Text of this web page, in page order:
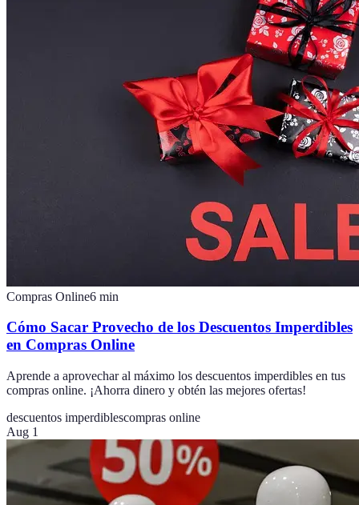
Compras Online6 min
Cómo Sacar Provecho de los Descuentos Imperdibles
en Compras Online
Aprende a aprovechar al máximo los descuentos imperdibles en tus
compras online. ¡Ahorra dinero y obtén las mejores ofertas!
descuentos imperdiblescompras online
Aug 1